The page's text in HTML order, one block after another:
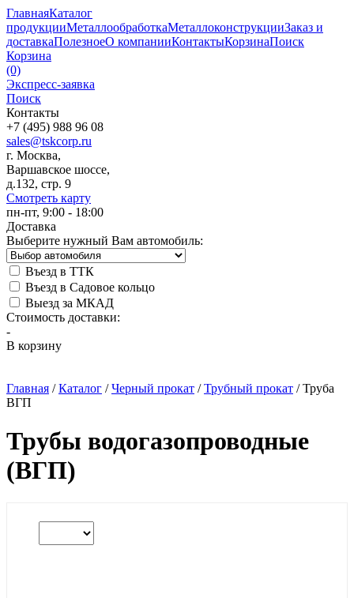
ГлавнаяКаталог
продукцииМеталлообработкаМеталлоконструкцииЗаказ и
доставкаПолезноеО компанииКонтактыКорзинаПоиск
Корзина
(0)
Экспресс-заявка
Поиск
Контакты
+7 (495) 988 96 08
sales@tskcorp.ru
г. Москва,
Варшавское шоссе,
д.132, стр. 9
Смотреть карту
пн-пт, 9:00 - 18:00
Доставка
Выберите нужный Вам автомобиль:
Въезд в ТТК
Въезд в Садовое кольцо
Выезд за МКАД
Стоимость доставки:
-
В корзину
Главная /Каталог /Черный прокат /Трубный прокат /Труба
ВГП
Трубы водогазопроводные
(ВГП)